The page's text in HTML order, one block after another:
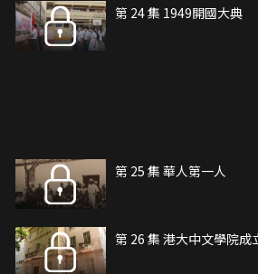
第 24 集 1949開國大典
第 25 集 華人第一人
第 26 集 港大中文學院成